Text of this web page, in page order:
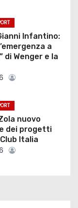
Infantino:
a
di Wenger e la
nuovo
dei progetti
Italia